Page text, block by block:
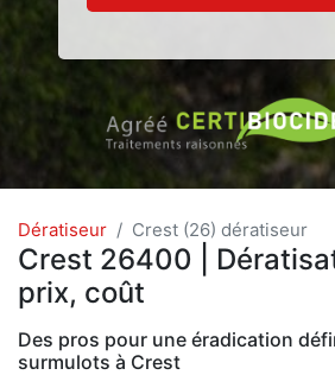
Dératiseur Crest (26) dératiseur
Crest 26400 |
prix, coût
Des pros pour une éradication
surmulots à Crest